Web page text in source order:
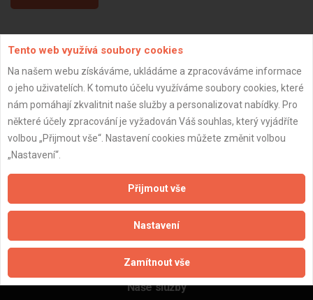
Důležité informace
Zásady pro používání souborů cookie
Naše excelové tabulky online
Naše služby
Tento web využívá soubory cookies
Na našem webu získáváme, ukládáme a zpracováváme informace
o jeho uživatelích. K tomuto účelu využíváme soubory cookies, které
nám pomáhají zkvalitnit naše služby a personalizovat nabídky. Pro
některé účely zpracování je vyžadován Váš souhlas, který vyjádříte
volbou „Přijmout vše“. Nastavení cookies můžete změnit volbou
„Nastavení“.
Přijmout vše
Nastavení
Zamítnout vše